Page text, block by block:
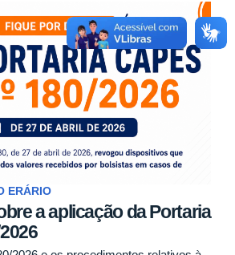
ERÁRIO
a aplicação da Portaria